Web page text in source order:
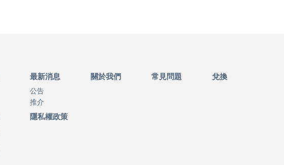
最新消息
公告
推介
關於我們 常見問題 兌換
隱私權政策